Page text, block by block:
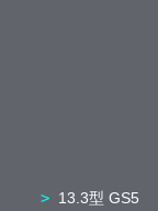
13.3型 GS5